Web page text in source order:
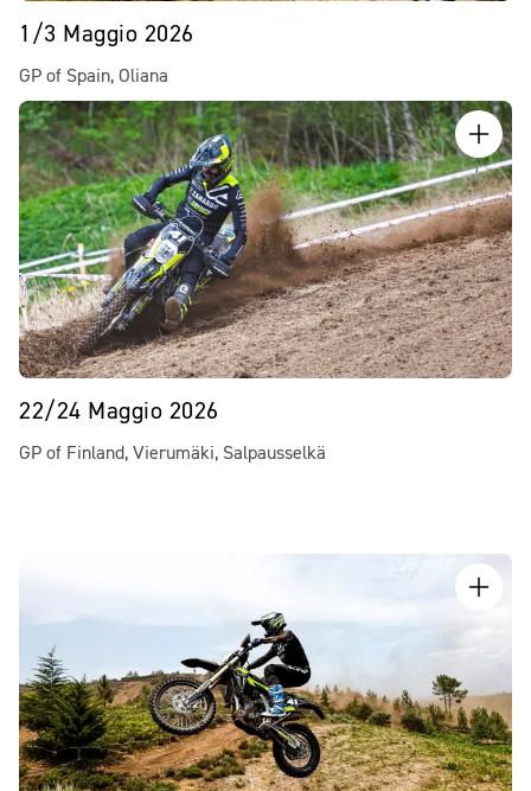
1/3 Maggio 2026
GP of Spain, Oliana
22/24 Maggio 2026
GP of Finland, Vierumäki, Salpausselkä